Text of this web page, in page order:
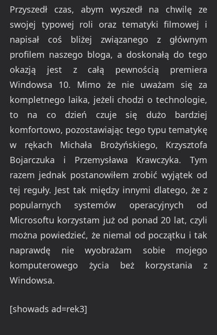
Przyszedł czas, abym wyszedł na chwilę ze
swojej typowej roli oraz tematyki filmowej i
napisał coś bliżej związanego z głównym
profilem naszego bloga, a doskonałą do tego
okazją jest z całą pewnością premiera
Windowsa 10. Mimo że nie uważam się za
kompletnego laika, jeżeli chodzi o technologie,
to na co dzień czuje się dużo bardziej
komfortowo, pozostawiając tego typu tematykę
w rękach Michała Brożyńskiego, Krzysztofa
Bojarczuka i Przemysława Krawczyka. Tym
razem jednak postanowiłem zrobić wyjątek od
tej reguły. Jest tak między innymi dlatego, że z
popularnych systemów operacyjnych od
Microsoftu korzystam już od ponad 20 lat, czyli
można powiedzieć, że niemal od początku i tak
naprawdę nie wyobrażam sobie mojego
komputerowego życia beż korzystania z
Windowsa.
[showads ad=rek3]